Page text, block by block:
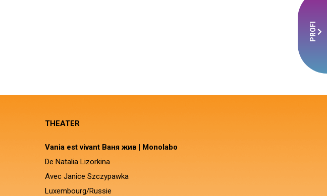
PROFI
THEATER
Vania est vivant Ваня жив | Monolabo
De Natalia Lizorkina
Avec Janice Szczypawka
Luxembourg/Russie